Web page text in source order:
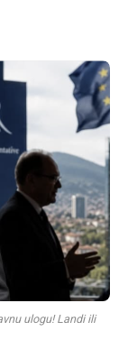
ulogu! Landi ili